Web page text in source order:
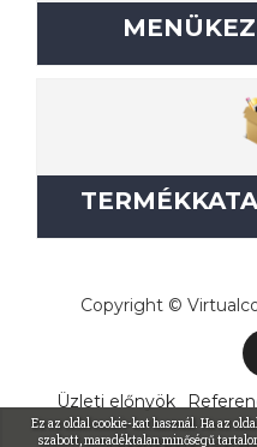
Copyright ©
Üzleti előnyök
Ez az oldal cookie-kat használ. Ha az
szabott, maradéktalan minőségű